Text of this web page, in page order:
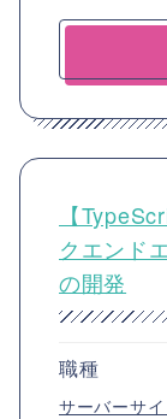
【
クエンド
の開発
職種
サーバーサ